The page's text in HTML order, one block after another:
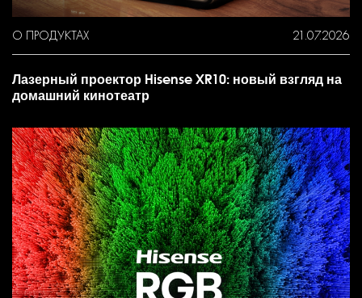
О ПРОДУКТАХ 21.07.2026
Лазерный проектор Hisense XR10: новый взгляд на
домашний кинотеатр